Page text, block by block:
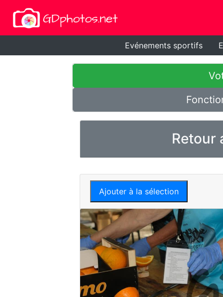
Evénements sportifs
Retour
Ajouter à la sélection